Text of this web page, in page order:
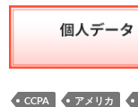
CCPA アメリカ